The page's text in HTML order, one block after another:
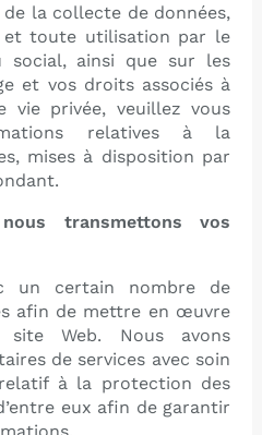
la collecte de données,
toute utilisation par le
social, ainsi que sur les
et vos droits associés à
privée, veuillez vous
relatives à la
mises à disposition par
transmettons vos
un certain nombre de
afin de mettre en œuvre
Web. Nous avons
de services avec soin
à la protection des
eux afin de garantir